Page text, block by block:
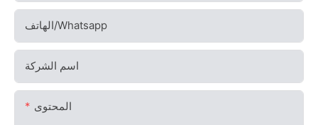
الهاتف/whatsapp
اسم الشركة
المحتوى